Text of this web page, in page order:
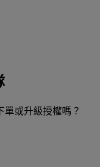
單或升級授權嗎？